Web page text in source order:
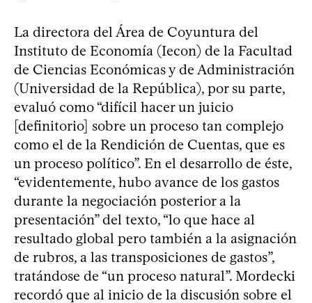
La directora del Área de Coyuntura del
Instituto de Economía (Iecon) de la Facultad
de Ciencias Económicas y de Administración
(Universidad de la República), por su parte,
evaluó como “difícil hacer un juicio
[definitorio] sobre un proceso tan complejo
como el de la Rendición de Cuentas, que es
un proceso político”. En el desarrollo de éste,
“evidentemente, hubo avance de los gastos
durante la negociación posterior a la
presentación” del texto, “lo que hace al
resultado global pero también a la asignación
de rubros, a las transposiciones de gastos”,
tratándose de “un proceso natural”. Mordecki
recordó que al inicio de la discusión sobre el